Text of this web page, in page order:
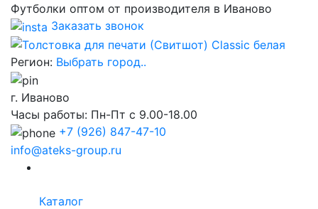
Футболки оптом от производителя в Иваново
Заказать звонок
Регион: Выбрать город..
г. Иваново
Часы работы: Пн-Пт с 9.00-18.00
+7 (926) 847-47-10
info@ateks-group.ru
Каталог